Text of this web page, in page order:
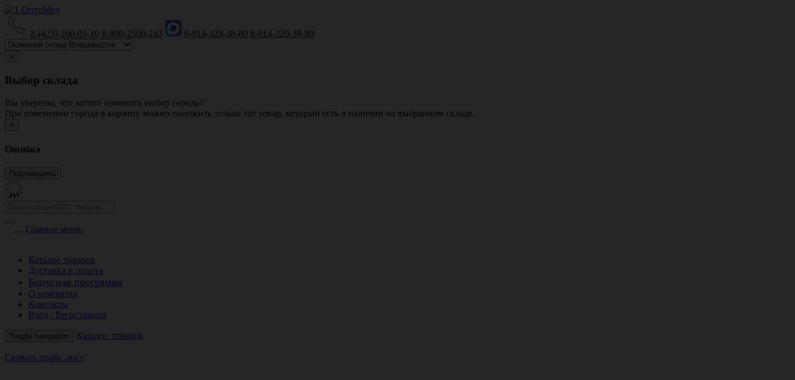
8 (423) 260-05-10 8-800-2500-243 8-914-329-38-80 8-914-329-38-80
×
Выбор склада
Вы уверены, что хотите изменить выбор города?
При изменении города в корзину можно положить только тот товар, который есть в наличии на выбранном складе.
×
Ошибка
Главное меню
Каталог товаров
Доставка и оплата
Бонусная программа
О компании
Контакты
Вход / Регистрация
Toggle navigation Каталог товаров
Скачать прайс-лист